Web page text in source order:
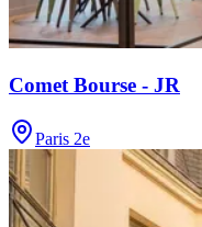
Comet Bourse - JR
Paris 2e